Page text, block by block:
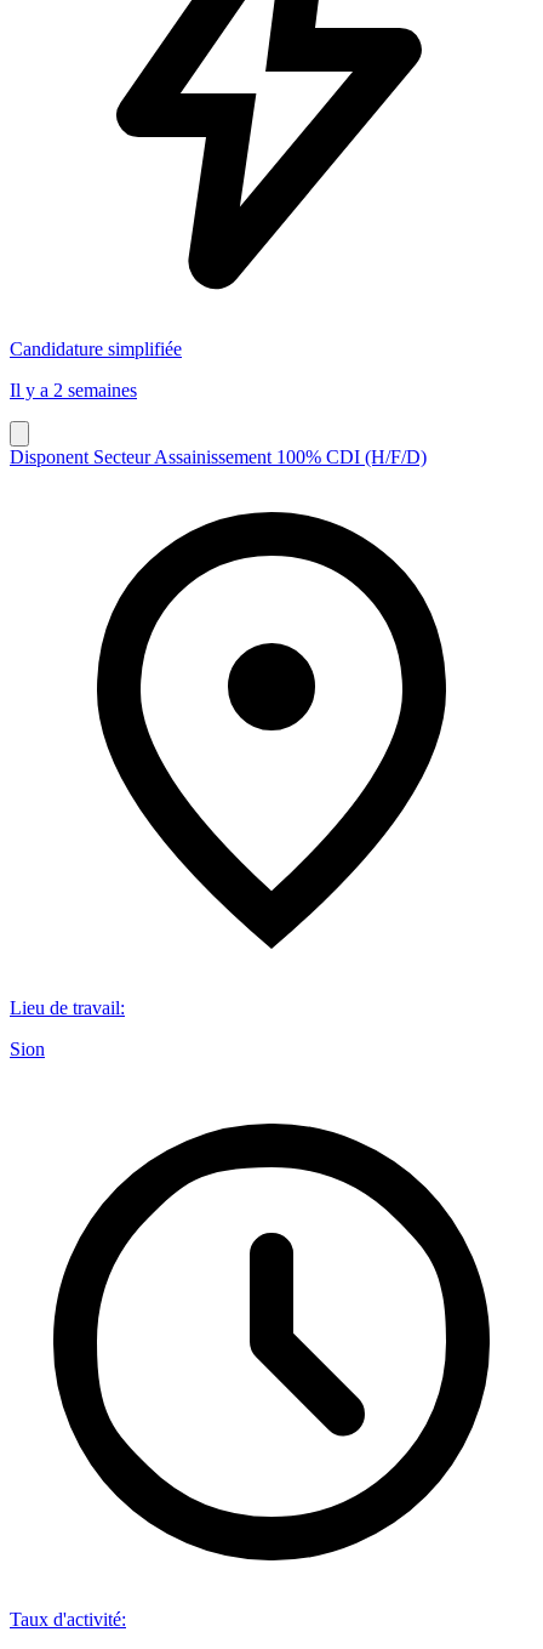
Candidature simplifiée
Il y a 2 semaines
Disponent Secteur Assainissement 100% CDI (H/F/D)
Lieu de travail:
Sion
Taux d'activité: